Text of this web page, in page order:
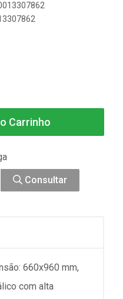
Carrinho
Consultar
660x960 mm,
com alta